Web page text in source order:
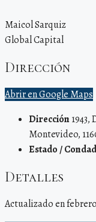
Maicol Sarquiz
Global Capital
Dirección
Abrir en Google Maps
Dirección
Montevideo,
Estado /
Detalles
Actualizado en febrero